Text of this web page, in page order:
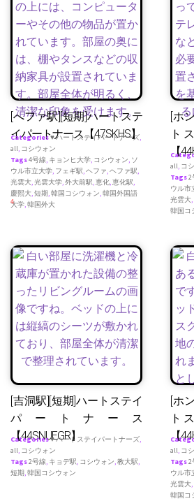
[へファ駅][短期]ハートステ
イパートナース【47SKHS】
Categories♥ ハートステイパートナーズ,
all, コシウォン
Tags4号線, キョンヒ大学, コシウォン, ソ
ウル市立大学, フェギ駅,ヘファ,ヘファ駅,
光雲大,光雲大学,外大前駅,恵化,恵化駅,
慶熙大,短期,韓国コシウォン,韓国外国語
大学,韓国外大
4
[ホ
ト
【
all, コ
Tags2
ウル市
光雲大,
韓国コ
[吉洞駅][短期]ハートステイ
パートナース
【44SNUEGR】
Categories♥ ハートステイパートナーズ,
all, コシウォン
Tags2号線, キョデ駅, コシウォン,教大駅,
短期,韓国コシウォン
[ホ
ト
【
all, コ
Tags2
ウル市
光雲大,
韓国コ